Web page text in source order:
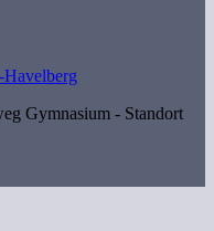
Gymnasium - Standort